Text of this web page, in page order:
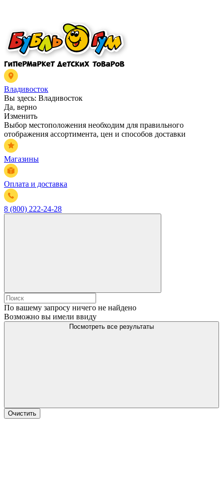
Владивосток
Вы здесь: Владивосток
Да, верно
Изменить
Выбор местоположения необходим для правильного
отображения ассортимента, цен и способов доставки
Магазины
Оплата и доставка
8 (800) 222-24-28
По вашему запросу ничего не найдено
Возможно вы имели ввиду
Посмотреть все результаты
Очистить